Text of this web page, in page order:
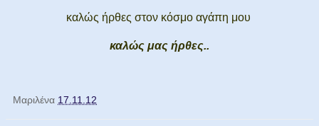
καλώς ήρθες στον κόσμο αγάπη μου
καλώς μας ήρθες..
Μαριλένα 17.11.12